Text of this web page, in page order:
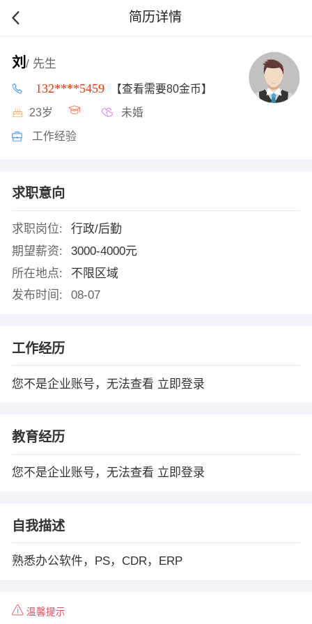
简历详情
刘 / 先生
132****5459 【查看需要80金币】
23岁 未婚
工作经验
求职意向
求职岗位:
行政/后勤
期望薪资:
3000-4000元
所在地点:
不限区域
发布时间:
08-07
工作经历
您不是企业账号，无法查看 立即登录
教育经历
您不是企业账号，无法查看 立即登录
自我描述
熟悉办公软件，PS，CDR，ERP
温馨提示